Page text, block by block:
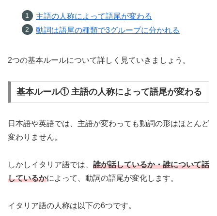
主語の人称によって語尾が変わる
動詞は語尾の種類で3グループに分かれる
2つの基本ルールについて詳しく見ていきましょう。
基本ルール① 主語の人称によって語尾が変わる
日本語や英語では、主語が変わっても動詞の形はほとんど
変わりません。
しかしイタリア語では、 誰が話しているか・誰について話
しているかによって、動詞の語尾が変化します。
イタリア語の人称は以下の6つです。